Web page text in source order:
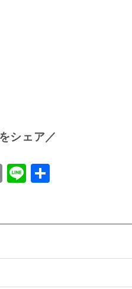
シェア／
Email
Line